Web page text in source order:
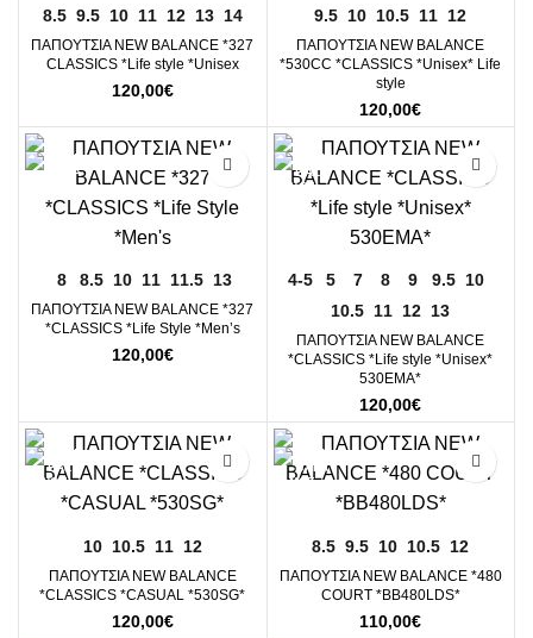
8.5 9.5 10 11 12 13 14
ΠΑΠΟΥΤΣΙΑ NEW BALANCE *327
CLASSICS *Life style *Unisex
120,00€
9.5 10 10.5 11 12
ΠΑΠΟΥΤΣΙΑ NEW BALANCE
*530CC *CLASSICS *Unisex* Life
style
120,00€
8 8.5 10 11 11.5 13
ΠΑΠΟΥΤΣΙΑ NEW BALANCE *327
*CLASSICS *Life Style *Men’s
120,00€
4-5 5 7 8 9 9.5 10
10.5 11 12 13
ΠΑΠΟΥΤΣΙΑ NEW BALANCE
*CLASSICS *Life style *Unisex*
530EMA*
120,00€
10 10.5 11 12
ΠΑΠΟΥΤΣΙΑ NEW BALANCE
*CLASSICS *CASUAL *530SG*
120,00€
8.5 9.5 10 10.5 12
ΠΑΠΟΥΤΣΙΑ NEW BALANCE *480
COURT *ΒΒ480LDS*
110,00€